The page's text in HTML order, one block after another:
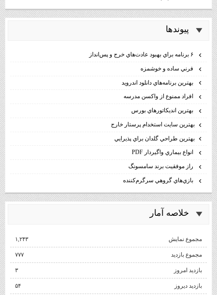
پيوندها
فرني ساده و خوشمزه
بهترين برنامه‌هاي دانلود اندرويد
افراد ممنوع از واكسن مدرسه
بهترين انديكاتورهاي بورس
بهترين سايت استخدام پرستار خارج
بهترين طراحي گلدان براي پذيرايي
انواع بيماري واگيردار PDF
راز موفقيت برند سامسونگ
بازي‌هاي گروهي سرگرم‌كننده
خلاصه آمار
مجموع نمایش‌ ۱,۲۴۳
مجموع بازدید ۷۷۷
بازدید امروز ۳
بازدید دیروز ۵۴